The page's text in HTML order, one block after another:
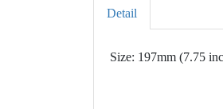
Detail
Size: 197mm (7.75